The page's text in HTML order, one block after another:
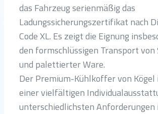
das Fahrzeug serienmäßig das
Ladungssicherungszertifikat nach
Code XL. Es zeigt die Eignung
den formschlüssigen Transport
und palettierter Ware.
Der Premium-Kühlkoffer von Kögel
einer vielfältigen
unterschiedlichsten Anforderungen